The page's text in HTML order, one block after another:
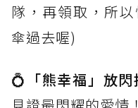
隊，再領取，所
傘過去喔)
💍 「熊幸福」放